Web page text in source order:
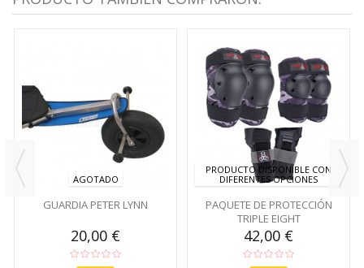
AGOTADO
GUARDIA PETER LYNN
20,00 €
PRODUCTO DISPONIBLE CON
DIFERENTES OPCIONES
PAQUETE DE PROTECCIÓN
TRIPLE EIGHT
42,00 €